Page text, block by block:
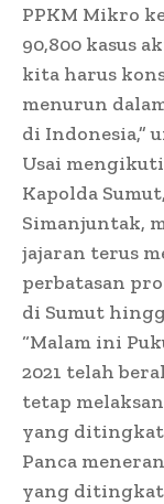
PPKM Mikro
90,800 kasus
kita harus
menurun
di Indonesia,”
Usai
Kapolda
Simanjuntak,
jajaran terus
perbatasan
di Sumut
“Malam ini
2021 telah
tetap
yang
Panca
yang